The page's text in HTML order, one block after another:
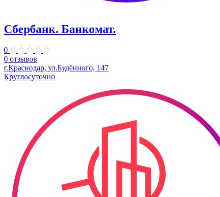
Сбербанк. Банкомат.
0
0 отзывов
г.Краснодар, ул.Будённого, 147
Круглосуточно